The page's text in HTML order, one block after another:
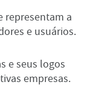
representam a
e usuários.
e seus logos
empresas.